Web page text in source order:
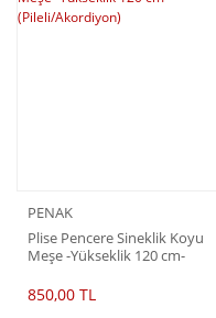
PENAK
Plise Pencere Sineklik Koyu
Meşe -Yükseklik 120 cm-
850,00 TL